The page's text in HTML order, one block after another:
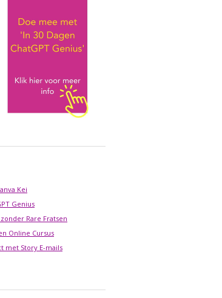
Kei
Genius
Rare Fratsen
Online Cursus
met Story E-mails